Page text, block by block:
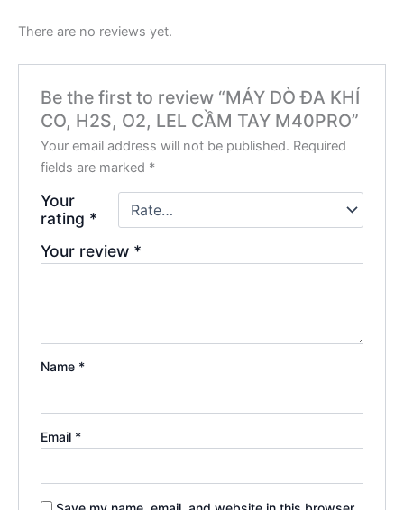
There are no reviews yet.
Be the first to review “MÁY DÒ ĐA KHÍ
CO, H2S, O2, LEL CẦM TAY M40PRO”
Your email address will not be published. Required
fields are marked *
Your
rating *
Your review *
Name *
Email *